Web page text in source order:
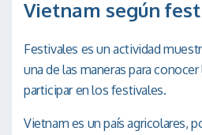
Vietnam según
Festivales es un actividad
una de las maneras para
participar en los festivales.
Vietnam es un país agricolares,